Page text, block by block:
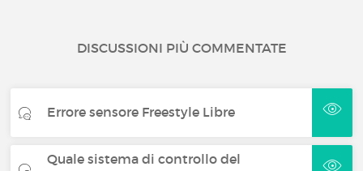
DISCUSSIONI PIÙ COMMENTATE
Errore sensore Freestyle Libre
Quale sistema di controllo del